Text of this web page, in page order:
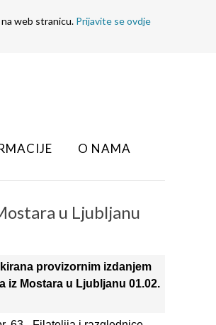
web stranicu. Prijavite se ovdje
O NAMA
u Ljubljanu
provizornim izdanjem
iz Mostara u Ljubljanu 01.02.